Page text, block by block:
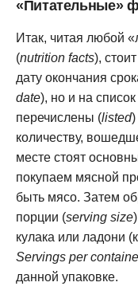
«Питательные»
Итак, читая любой
(nutrition facts),
дату окончания
date), но и на
перечислены (listed)
количеству,
месте стоят
покупаем мясной
быть мясо. Затем
порции (serving size
кулака или ладони
Servings per
данной упаковке.